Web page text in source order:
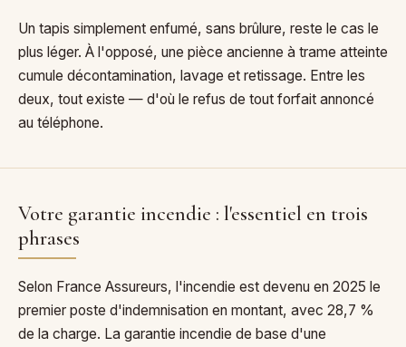
Un tapis simplement enfumé, sans brûlure, reste le cas le
plus léger. À l'opposé, une pièce ancienne à trame atteinte
cumule décontamination, lavage et retissage. Entre les
deux, tout existe — d'où le refus de tout forfait annoncé
au téléphone.
Votre garantie incendie : l'essentiel en trois
phrases
Selon France Assureurs, l'incendie est devenu en 2025 le
premier poste d'indemnisation en montant, avec 28,7 %
de la charge. La garantie incendie de base d'une